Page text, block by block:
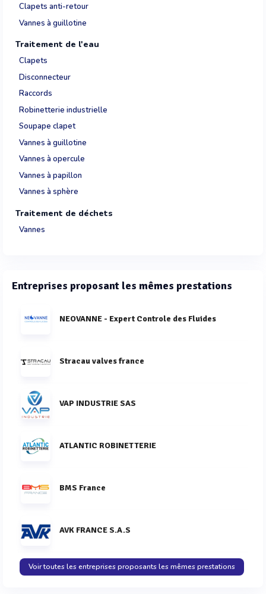
Clapets anti-retour
Vannes à guillotine
Traitement de l'eau
Clapets
Disconnecteur
Raccords
Robinetterie industrielle
Soupape clapet
Vannes à guillotine
Vannes à opercule
Vannes à papillon
Vannes à sphère
Traitement de déchets
Vannes
Entreprises proposant les mêmes prestations
NEOVANNE - Expert Controle des Fluides
Stracau valves france
VAP INDUSTRIE SAS
ATLANTIC ROBINETTERIE
BMS France
AVK FRANCE S.A.S
Voir toutes les entreprises proposants les mêmes prestations